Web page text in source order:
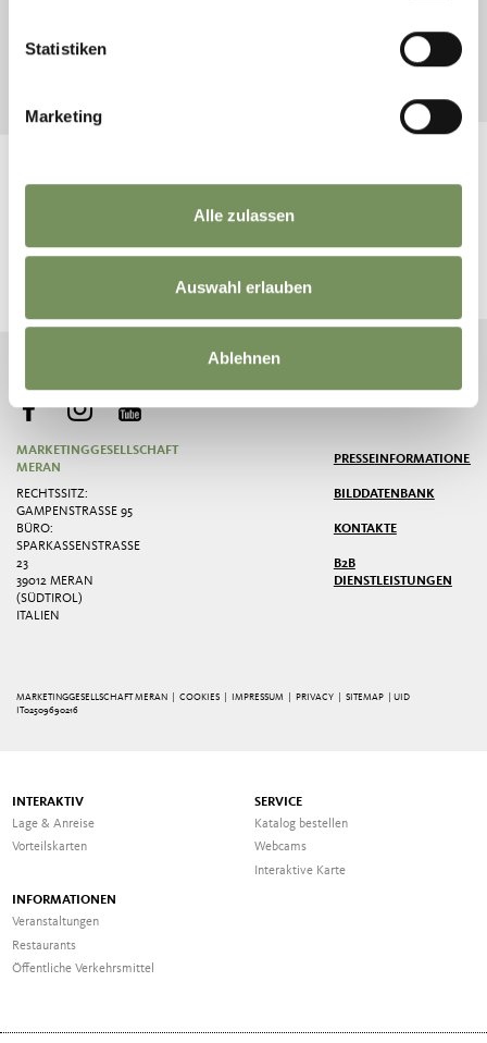
Statistiken
Marketing
Alle zulassen
Auswahl erlauben
Ablehnen
MARKETINGGESELLSCHAFT
MERAN
RECHTSSITZ:
GAMPENSTRASSE 95
BÜRO:
SPARKASSENSTRASSE 2
3
39012 MERAN
(SÜDTIROL)
ITALIEN
PRESSEINFORMATIONEN
BILDDATENBANK
KONTAKTE
B2B
DIENSTLEISTUNGEN
MARKETINGGESELLSCHAFT MERAN | COOKIES IMPRESSUM PRIVACY |SITEMAP
| UID
IT02509690216
INTERAKTIV
Lage & Anreise
Vorteilskarten
SERVICE
Katalog bestellen
Webcams
Interaktive Karte
INFORMATIONEN
Veranstaltungen
Restaurants
Öffentliche Verkehrsmittel